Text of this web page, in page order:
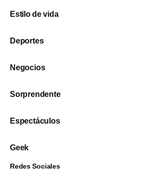
Estilo de vida
Deportes
Negocios
Sorprendente
Espectáculos
Geek
Redes Sociales